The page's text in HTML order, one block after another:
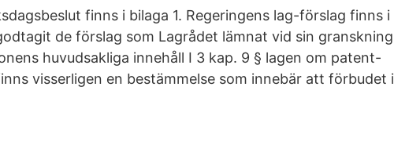
finns i bilaga 1. Regeringens lag-förslag finns i
de förslag som Lagrådet lämnat vid sin granskning
huvudsakliga innehåll I 3 kap. 9 § lagen om patent-
visserligen en bestämmelse som innebär att förbudet i